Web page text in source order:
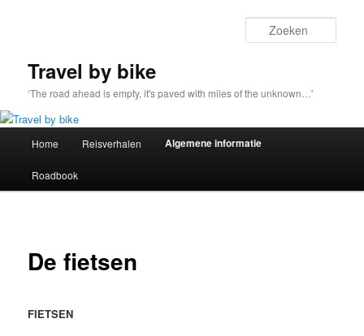
Travel by bike
‘The road ahead is empty, it's paved with miles of the unknown…'
Home Reisverhalen Algemene informatie
Roadbook
De fietsen
FIETSEN